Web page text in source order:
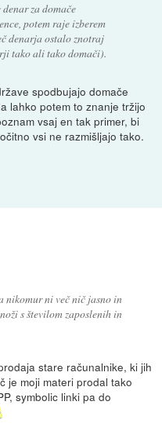
za domače
potem raje izberem
denarja ostalo znotraj
tako ali tako domači).
spodbujajo domače
lahko potem to znanje tržijo
vsaj en tak primer, bi
vsi ne razmišljajo tako.
nikomur ni več nič jasno in
s številom zaposlenih in
stare računalnike, ki jih
je moji materi prodal tako
symbolic linki pa do